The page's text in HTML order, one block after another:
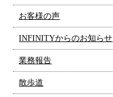
お客様の声
INFINITYからのお知らせ
業務報告
散歩道